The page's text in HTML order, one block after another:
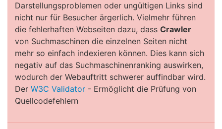
Darstellungsproblemen oder ungültigen Links sind
nicht nur für Besucher ärgerlich. Vielmehr führen
die fehlerhaften Webseiten dazu, dass Crawler
von Suchmaschinen die einzelnen Seiten nicht
mehr so einfach indexieren können. Dies kann sich
negativ auf das Suchmaschinenranking auswirken,
wodurch der Webauftritt schwerer auffindbar wird.
Der W3C Validator - Ermöglicht die Prüfung von
Quellcodefehlern